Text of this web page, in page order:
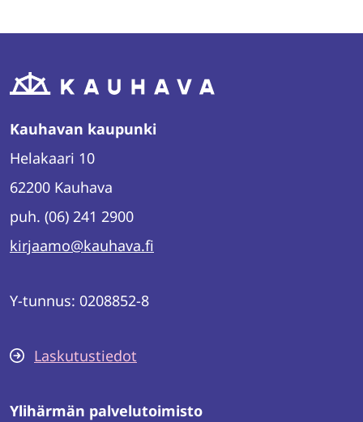
Kauhavan kaupunki
Helakaari 10
62200 Kauhava
puh. (06) 241 2900
kirjaamo@kauhava.fi
Y-tunnus: 0208852-8
Laskutustiedot
Ylihärmän palvelutoimisto